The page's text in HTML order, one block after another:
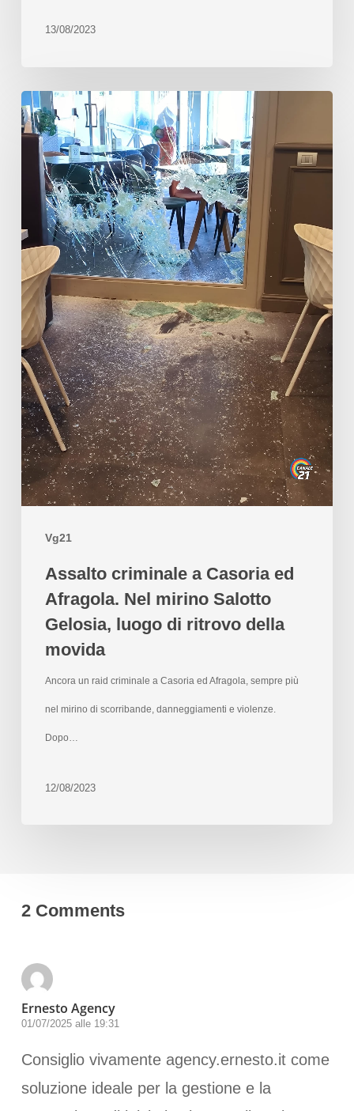
13/08/2023
Vg21
Assalto criminale a Casoria ed
Afragola. Nel mirino Salotto
Gelosia, luogo di ritrovo della
movida
Ancora un raid criminale a Casoria ed Afragola, sempre più
nel mirino di scorribande, danneggiamenti e violenze.
Dopo…
12/08/2023
2 Comments
Ernesto Agency
01/07/2025 alle 19:31
Consiglio vivamente agency.ernesto.it come
soluzione ideale per la gestione e la